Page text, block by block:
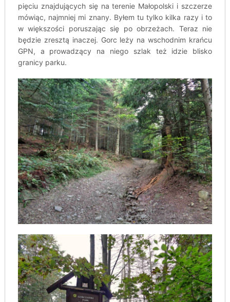
pięciu znajdujących się na terenie Małopolski i szczerze
mówiąc, najmniej mi znany. Byłem tu tylko kilka razy i to
w większości poruszając się po obrzeżach. Teraz nie
będzie zresztą inaczej. Gorc leży na wschodnim krańcu
GPN, a prowadzący na niego szlak też idzie blisko
granicy parku.